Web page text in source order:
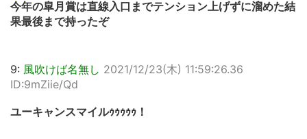
今年の皐月賞は直線入口までテンション上げずに溜めた結
果最後まで持ったぞ
9: 風吹けば名無し 2021/12/23(木) 11:59:26.36
ID:9mZiie/Qd
ユーキャンスマイルｩｩｩｩｩ！